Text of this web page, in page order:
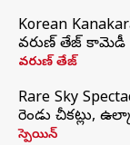
Korean
వరుణ్ తేజ్
వరుణ్ తేజ్
Rare Sky
రెండు చీకట్లు,
స్పెయిన్